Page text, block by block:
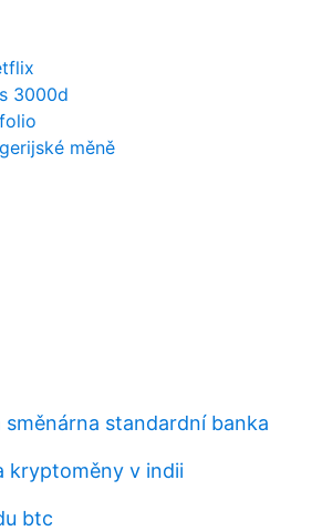
3000d
měně
směnárna standardní banka
kryptoměny v indii
btc